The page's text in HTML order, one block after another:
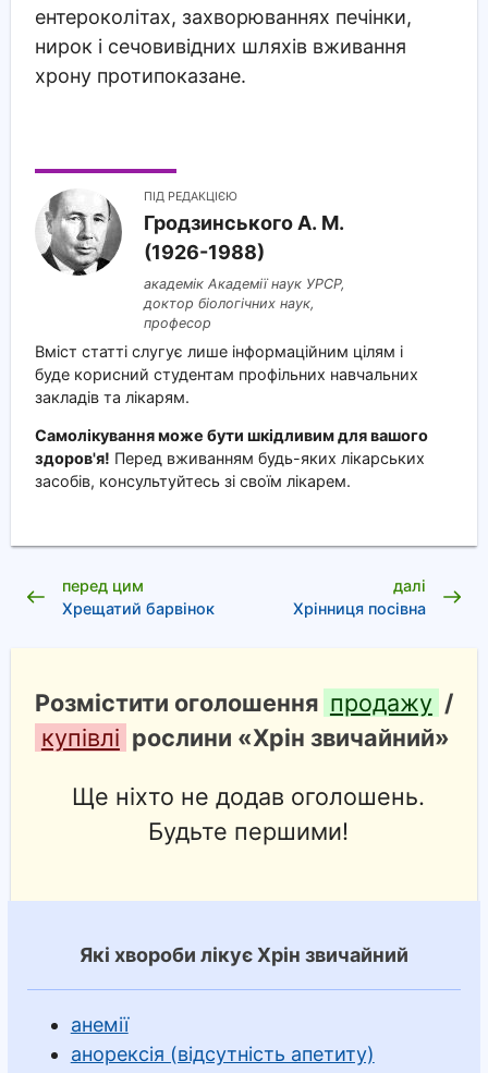
ентероколітах, захворюваннях печінки,
нирок і сечовивідних шляхів вживання
хрону протипоказане.
Вміст статті слугує лише інформаційним цілям і
буде корисний студентам профільних навчальних
закладів та лікарям.
Самолікування може бути шкідливим для вашого
здоров'я! Перед вживанням будь-яких лікарських
засобів, консультуйтесь зі своїм лікарем.
ПІД РЕДАКЦІЄЮ
Гродзинського A. M.
(1926-1988)
академік Академії наук УРСР,
доктор біологічних наук,
професор
перед цим
Хрещатий барвінок
далі
Хрінниця посівна
Розмістити оголошення продажу /
купівлі рослини «Хрін звичайний»
Ще ніхто не додав оголошень.
Будьте першими!
Які хвороби лікує Хрін звичайний
анемії
анорексія (відсутність апетиту)